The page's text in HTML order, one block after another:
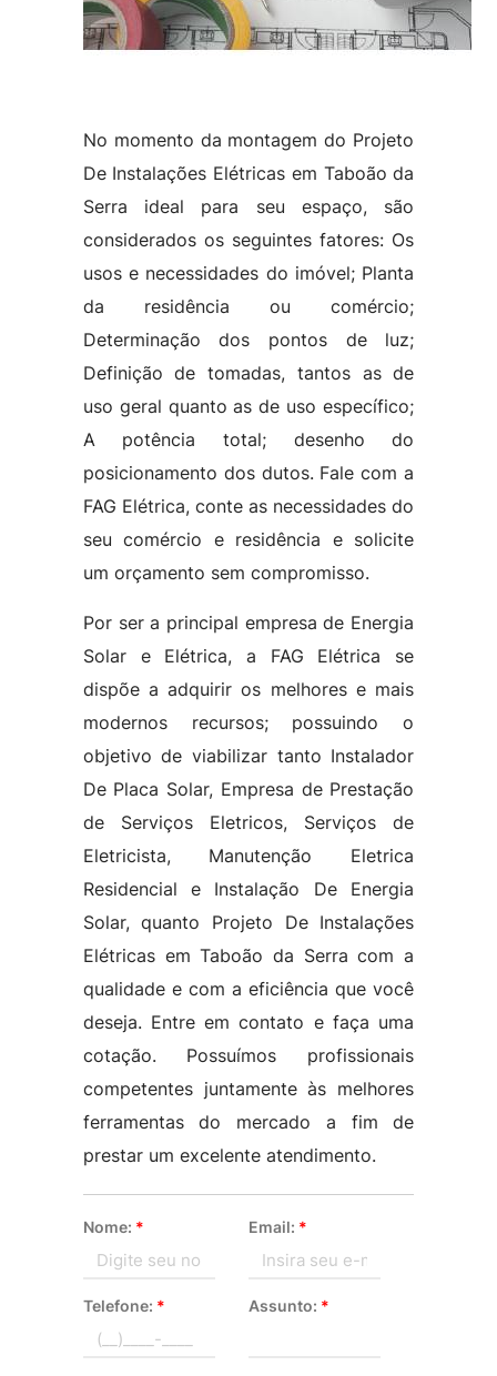
No momento da montagem do Projeto
De Instalações Elétricas em Taboão da
Serra ideal para seu espaço, são
considerados os seguintes fatores: Os
usos e necessidades do imóvel; Planta
da residência ou comércio;
Determinação dos pontos de luz;
Definição de tomadas, tantos as de
uso geral quanto as de uso específico;
A potência total; desenho do
posicionamento dos dutos. Fale com a
FAG Elétrica, conte as necessidades do
seu comércio e residência e solicite
um orçamento sem compromisso.
Por ser a principal empresa de Energia
Solar e Elétrica, a FAG Elétrica se
dispõe a adquirir os melhores e mais
modernos recursos; possuindo o
objetivo de viabilizar tanto Instalador
De Placa Solar, Empresa de Prestação
de Serviços Eletricos, Serviços de
Eletricista, Manutenção Eletrica
Residencial e Instalação De Energia
Solar, quanto Projeto De Instalações
Elétricas em Taboão da Serra com a
qualidade e com a eficiência que você
deseja. Entre em contato e faça uma
cotação. Possuímos profissionais
competentes juntamente às melhores
ferramentas do mercado a fim de
prestar um excelente atendimento.
Nome: * Email: *
Telefone: * Assunto: *